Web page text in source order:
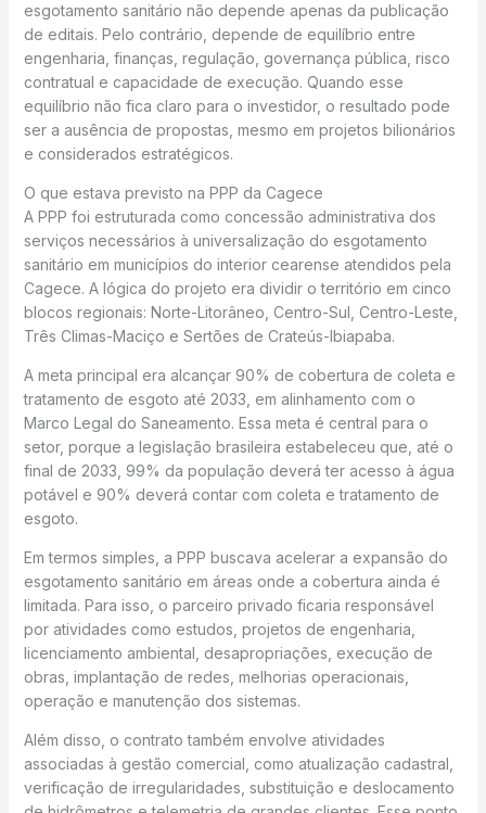
esgotamento sanitário não depende apenas da publicação
de editais. Pelo contrário, depende de equilíbrio entre
engenharia, finanças, regulação, governança pública, risco
contratual e capacidade de execução. Quando esse
equilíbrio não fica claro para o investidor, o resultado pode
ser a ausência de propostas, mesmo em projetos bilionários
e considerados estratégicos.
O que estava previsto na PPP da Cagece
A PPP foi estruturada como concessão administrativa dos
serviços necessários à universalização do esgotamento
sanitário em municípios do interior cearense atendidos pela
Cagece. A lógica do projeto era dividir o território em cinco
blocos regionais: Norte-Litorâneo, Centro-Sul, Centro-Leste,
Três Climas-Maciço e Sertões de Crateús-Ibiapaba.
A meta principal era alcançar 90% de cobertura de coleta e
tratamento de esgoto até 2033, em alinhamento com o
Marco Legal do Saneamento. Essa meta é central para o
setor, porque a legislação brasileira estabeleceu que, até o
final de 2033, 99% da população deverá ter acesso à água
potável e 90% deverá contar com coleta e tratamento de
esgoto.
Em termos simples, a PPP buscava acelerar a expansão do
esgotamento sanitário em áreas onde a cobertura ainda é
limitada. Para isso, o parceiro privado ficaria responsável
por atividades como estudos, projetos de engenharia,
licenciamento ambiental, desapropriações, execução de
obras, implantação de redes, melhorias operacionais,
operação e manutenção dos sistemas.
Além disso, o contrato também envolve atividades
associadas à gestão comercial, como atualização cadastral,
verificação de irregularidades, substituição e deslocamento